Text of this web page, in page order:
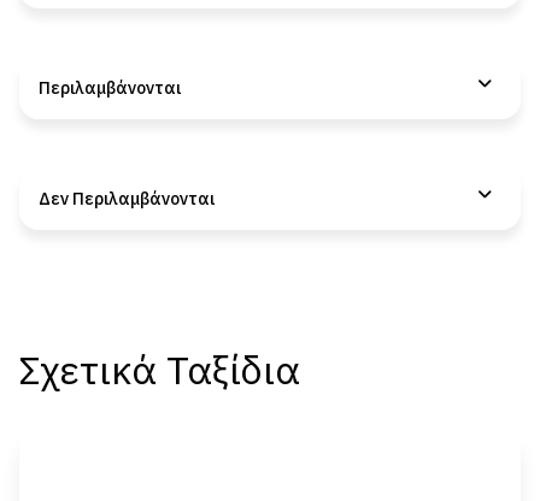
Περιλαμβάνονται
Δεν Περιλαμβάνονται
Σχετικά Ταξίδια